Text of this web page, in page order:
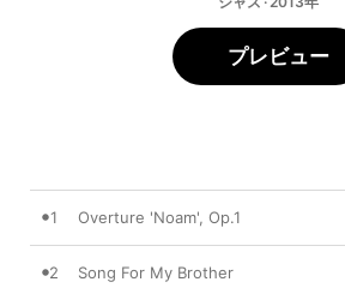
プレビュー
1 Overture 'Noam', Op.1
2 Song For My Brother